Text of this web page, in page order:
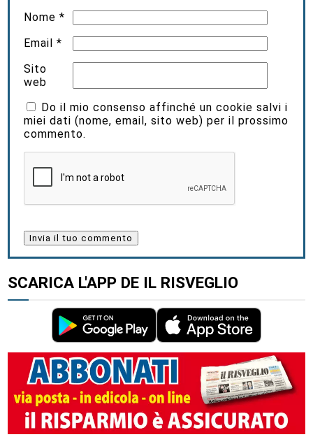
Nome*
Email*
Sito
web
Do il mio consenso affinché un cookie salvi i
miei dati (nome, email, sito web) per il prossimo
commento.
SCARICA L'APP DE IL RISVEGLIO